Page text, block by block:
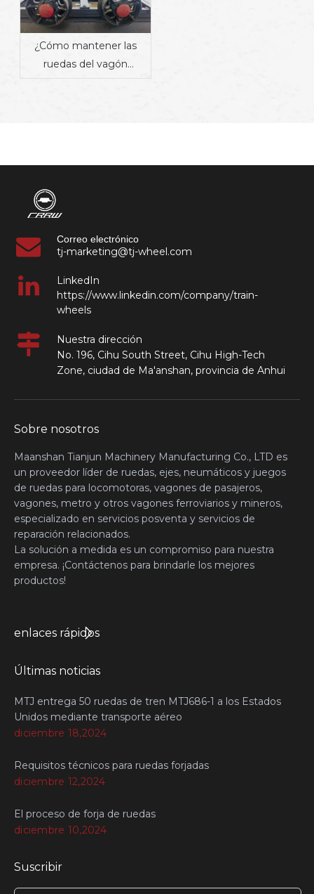
¿Cómo mantener las
ruedas del vagón
Correo electrónico
tj-marketing@tj-wheel.com
LinkedIn
https://www.linkedin.com/company/train-
wheels
Nuestra dirección
No. 196, Cihu South Street, Cihu High-Tech
Zone, ciudad de Ma'anshan, provincia de Anhui
Sobre nosotros
Maanshan Tianjun Machinery Manufacturing Co., LTD es
un proveedor líder de ruedas, ejes, neumáticos y juegos
de ruedas para locomotoras, vagones de pasajeros,
vagones, metro y otros vagones ferroviarios y mineros,
especializado en servicios posventa y servicios de
reparación relacionados.
La solución a medida es un compromiso para nuestra
empresa. ¡Contáctenos para brindarle los mejores
productos!
enlaces rápidos
Últimas noticias
MTJ entrega 50 ruedas de tren MTJ686-1 a los Estados
Unidos mediante transporte aéreo
diciembre 18,2024
Requisitos técnicos para ruedas forjadas
diciembre 12,2024
El proceso de forja de ruedas
diciembre 10,2024
Suscribir